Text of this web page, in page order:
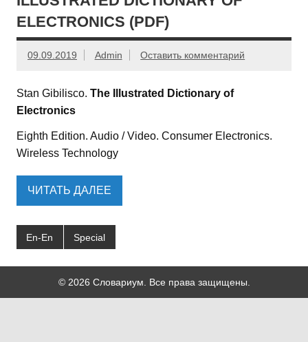
ELECTRONICS (PDF)
09.09.2019 Admin Оставить комментарий
Stan Gibilisco. The Illustrated Dictionary of
Electronics
Eighth Edition. Audio / Video. Consumer Electronics.
Wireless Technology
ЧИТАТЬ ДАЛЕЕ
En-En Special
© 2026 Словариум. Все права защищены.